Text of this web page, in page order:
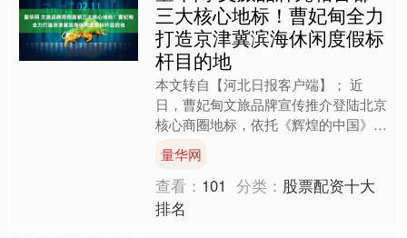
三大核心地标！曹妃甸全力
打造京津冀滨海休闲度假标
杆目的地
本文转自【河北日报客户端】； 近
日，曹妃甸文旅品牌宣传推介登陆北京
核心商圈地标，依托《辉煌的中国》主
题文旅展、王府井步行街、国贸商圈三
大城市载体，开展全域文旅品....
量华网
查看： 101 分类： 股票配资十大
排名